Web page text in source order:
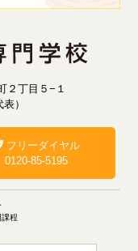
２丁目５−１
）
フリーダイヤル
0120-85-5195
課程